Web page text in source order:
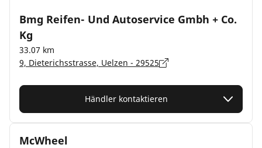
Bmg Reifen- Und Autoservice Gmbh + Co.
Kg
33.07 km
9, Dieterichsstrasse, Uelzen - 29525
Händler kontaktieren
McWheel